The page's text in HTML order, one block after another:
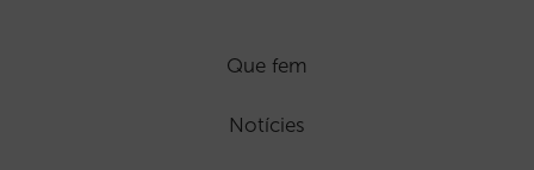
Que fem
Notícies